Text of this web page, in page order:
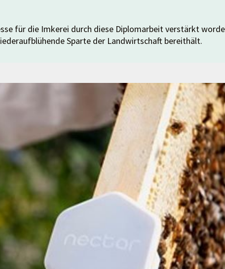
für die Imkerei durch diese Diplomarbeit verstärkt
Sparte der Landwirtschaft bereithält.